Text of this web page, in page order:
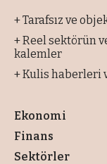
+ Tarafsız ve
+ Reel sektörün
kalemler
+ Kulis haberleri
Ekonomi
Finans
Sektörler